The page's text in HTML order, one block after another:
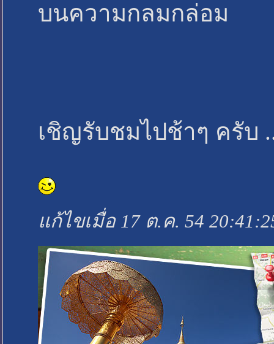
บนความกลมกล่อม
เชิญรับชมไปช้าๆ ครับ
แก้ไขเมื่อ 17 ต.ค. 54